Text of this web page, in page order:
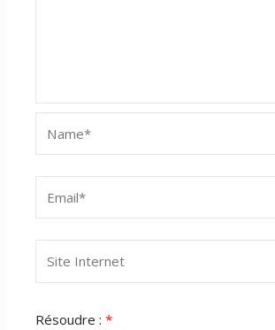
Internet
Résoudre :*